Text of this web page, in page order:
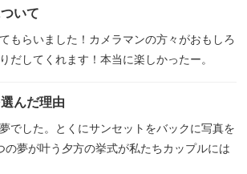
いて
もらいました！カメラマンの方々がおもしろ
だしてくれます！本当に楽しかったー。
んだ理由
でした。とくにサンセットをバックに写真を
の夢が叶う夕方の挙式が私たちカップルには